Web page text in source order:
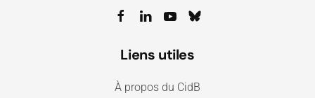
Liens utiles
À propos du CidB